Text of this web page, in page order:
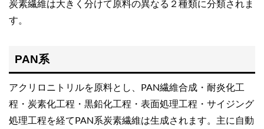
炭素繊維は大きく分けて原料の異なる２種類に分類されま
す。
PAN系
アクリロニトリルを原料とし、PAN繊維合成・耐炎化工
程・炭素化工程・黒鉛化工程・表面処理工程・サイジング
処理工程を経てPAN系炭素繊維は生成されます。主に自動